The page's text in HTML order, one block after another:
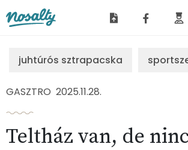
juhtúrós sztrapacska
GASZTRO 2025.11.28.
Teltház van, de